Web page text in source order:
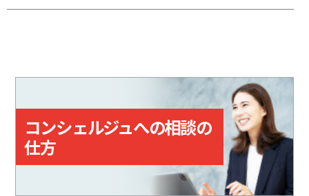
きるクラウドサービス。「指定場
取をサポートする機能も備えてい
コンシェルジュへの相談の
仕方